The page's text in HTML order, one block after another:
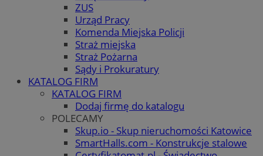
ZUS
Urząd Pracy
Komenda Miejska Policji
Straż miejska
Straż Pożarna
Sądy i Prokuratury
KATALOG FIRM
KATALOG FIRM
Dodaj firmę do katalogu
POLECAMY
Skup.io - Skup nieruchomości Katowice
SmartHalls.com - Konstrukcje stalowe